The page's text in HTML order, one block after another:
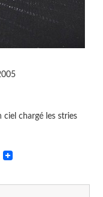
chargé les stries